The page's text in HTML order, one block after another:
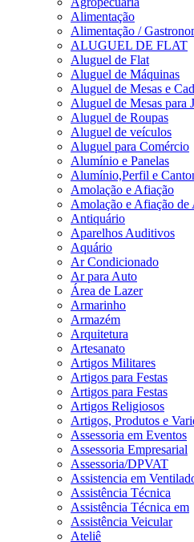
Alimentação
Alimentação /
ALUGUEL DE FLAT
Aluguel de Flat
Aluguel de Máquinas
Aluguel de Mesas e
Aluguel de Mesas para
Aluguel de Roupas
Aluguel de veículos
Aluguel para Comércio
Alumínio e Panelas
Alumínio,Perfil e
Amolação e Afiação
Amolação e Afiação de
Antiquário
Aparelhos Auditivos
Aquário
Ar Condicionado
Ar para Auto
Área de Lazer
Armarinho
Armazém
Arquitetura
Artesanato
Artigos Militares
Artigos para Festas
Artigos para Festas
Artigos Religiosos
Artigos, Produtos e
Assessoria em Eventos
Assessoria Empresarial
Assessoria/DPVAT
Assistencia em
Assistência Técnica
Assistência Técnica em
Assistência Veicular
Ateliê